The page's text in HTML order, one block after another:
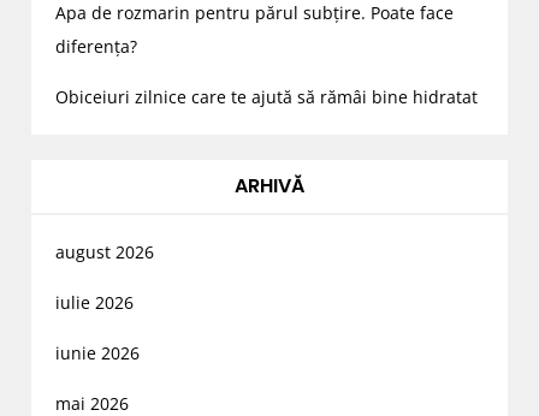
Apa de rozmarin pentru părul subțire. Poate face
diferența?
Obiceiuri zilnice care te ajută să rămâi bine hidratat
ARHIVĂ
august 2026
iulie 2026
iunie 2026
mai 2026